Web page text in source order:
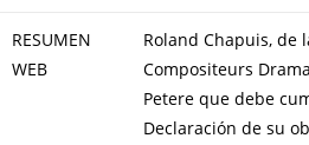
RESUMEN
WEB
Roland Chapuis, de
Compositeurs
Petere que debe
Declaración de su